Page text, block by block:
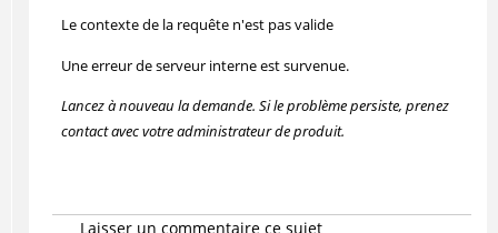
Le contexte de la requête n'est pas valide
Une erreur de serveur interne est survenue.
Lancez à nouveau la demande. Si le problème persiste, prenez
contact avec votre administrateur de produit.
Laisser un commentaire ce sujet